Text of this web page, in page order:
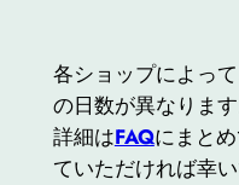
各ショップによっ
の日数が異なります
詳細はFAQにまと
ていただければ幸い